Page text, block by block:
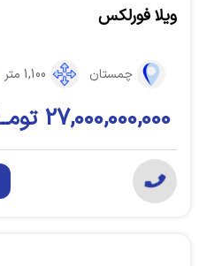
ویلا فورلکس
چمستان 1,100 متر
27,000,000,000 تومــان